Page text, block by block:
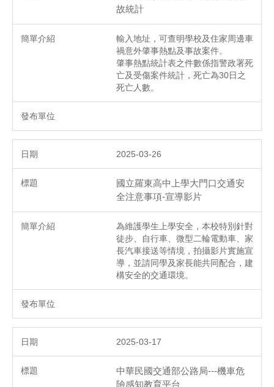
故統計
輸入地址，可查明學校及住家周邊車
禍意外肇事熱點及事故案件。
肇事熱點統計表之件數係指警政署死
亡及受傷案件統計，死亡為30日之
死亡人數。
2025-03-26
國立羅東高中上學大門口交通安
全注意事項-宣導影片
為維護學生上學安全，本校特別針對
徒步、自行車、微型二輪電動車、家
長汽車接送等情境，拍攝影片實施宣
導，並請同學及家長能共同配合，建
構安全的交通環境。
2025-03-17
中華民國交通部公路局---機車危
險感知教育平台